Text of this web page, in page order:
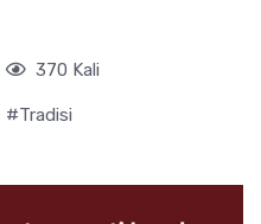
370 Kali
#Tradisi